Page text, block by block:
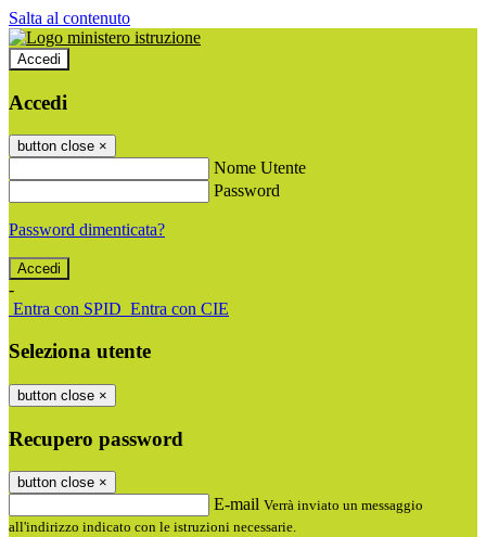
Salta al contenuto
Accedi
Accedi
button close ×
Nome Utente
Password
Password dimenticata?
-
Entra con SPID Entra con CIE
Seleziona utente
button close ×
Recupero password
button close ×
E-mail Verrà inviato un messaggio
all'indirizzo indicato con le istruzioni necessarie.